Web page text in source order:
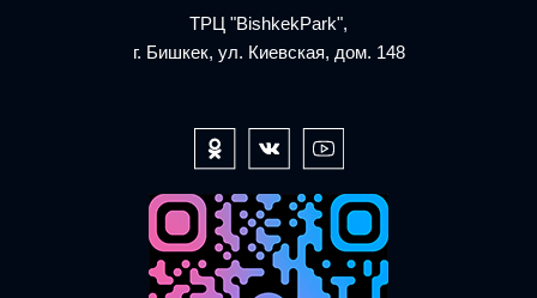
ТРЦ "BishkekPark",
г. Бишкек, ул. Киевская, дом. 148